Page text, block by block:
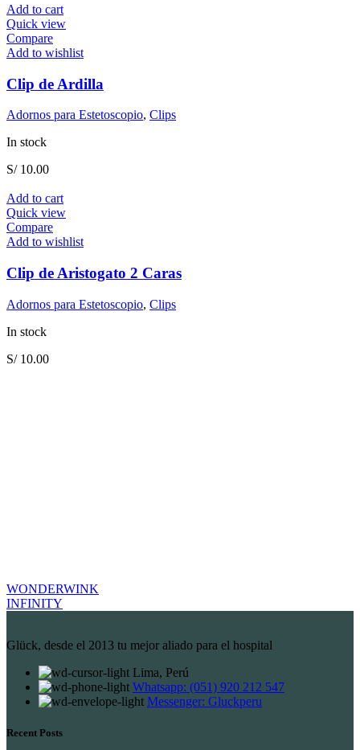
Add to cart
Quick view
Compare
Add to wishlist
Clip de Ardilla
Adornos para Estetoscopio, Clips
In stock
S/10.00
Add to cart
Quick view
Compare
Add to wishlist
Clip de Aristogato 2 Caras
Adornos para Estetoscopio, Clips
In stock
S/10.00
WONDERWINK
INFINITY
Glück, desde el 2013 tu mejor aliado para el hospital
Lima, Perú
Whatsapp: (051) 920 212 547
Messenger: Gluckperu
Recent Posts